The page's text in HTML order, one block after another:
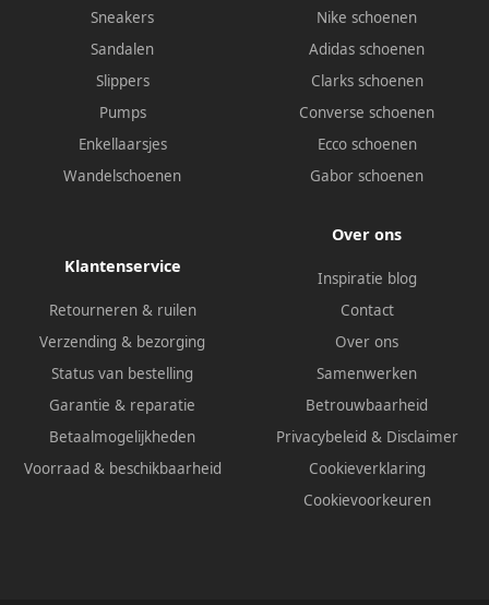
Sneakers
Sandalen
Slippers
Pumps
Enkellaarsjes
Wandelschoenen
Nike schoenen
Adidas schoenen
Clarks schoenen
Converse schoenen
Ecco schoenen
Gabor schoenen
Klantenservice
Retourneren & ruilen
Verzending & bezorging
Status van bestelling
Garantie & reparatie
Betaalmogelijkheden
Voorraad & beschikbaarheid
Over ons
Inspiratie blog
Contact
Over ons
Samenwerken
Betrouwbaarheid
Privacybeleid & Disclaimer
Cookieverklaring
Cookievoorkeuren